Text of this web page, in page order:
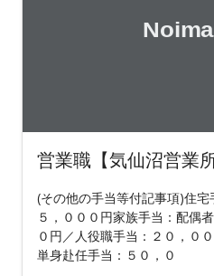
営業職【気仙沼営業
(その他の手当等付記事項)住
５，０００円家族手当：配偶
０円／人役職手当：２０，０
単身赴任手当：５０，０